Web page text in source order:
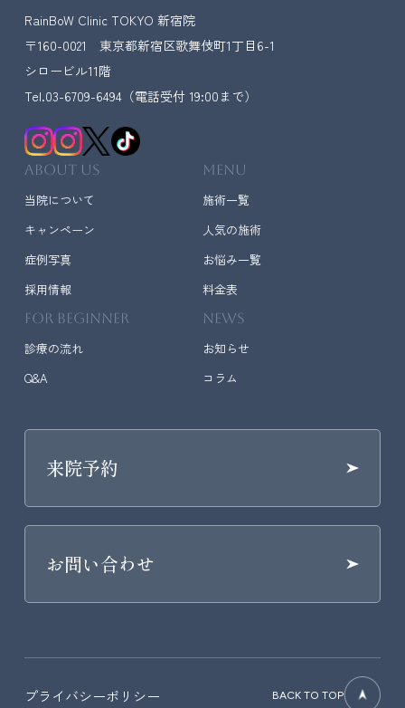
RainBoW Clinic TOKYO 新宿院
〒160-0021 東京都新宿区歌舞伎町1丁目6-1
シロービル11階
Tel.03-6709-6494（電話受付 19:00まで）
ABOUT US
当院について
キャンペーン
症例写真
採用情報
MENU
施術一覧
人気の施術
お悩み一覧
料金表
FOR BEGINNER
診療の流れ
Q&A
NEWS
お知らせ
コラム
来院予約
お問い合わせ
プライバシーポリシー BACK TO TOP